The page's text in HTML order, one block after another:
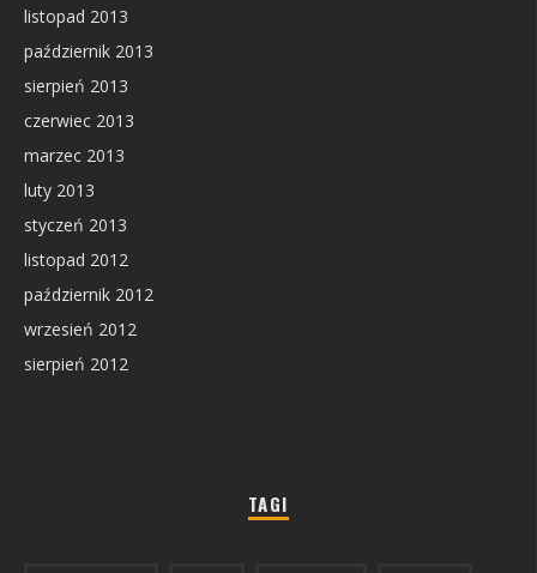
listopad 2013
październik 2013
sierpień 2013
czerwiec 2013
marzec 2013
luty 2013
styczeń 2013
listopad 2012
październik 2012
wrzesień 2012
sierpień 2012
TAGI